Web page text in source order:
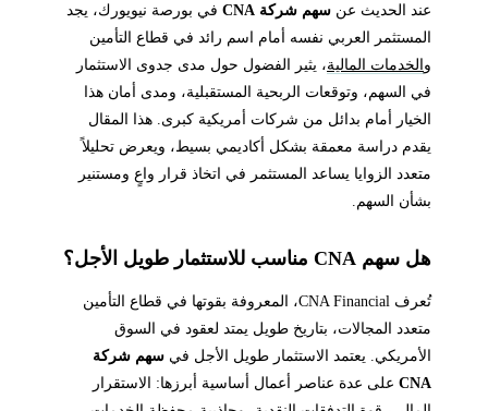
عند الحديث عن سهم شركة CNA
في بورصة نيويورك، يجد
المستثمر العربي نفسه أمام اسم رائد في قطاع التأمين
والخدمات المالية، يثير الفضول حول مدى جدوى الاستثمار
في السهم، وتوقعات الربحية المستقبلية، ومدى أمان هذا
الخيار أمام بدائل من شركات أمريكية كبرى. هذا المقال
يقدم دراسة معمقة بشكل أكاديمي بسيط، ويعرض تحليلاً
متعدد الزوايا يساعد المستثمر في اتخاذ قرار واعٍ ومستنير
بشأن السهم.
هل سهم CNA مناسب للاستثمار طويل الأجل؟
تُعرف CNA Financial، المعروفة بقوتها في قطاع التأمين
متعدد المجالات، بتاريخ طويل يمتد لعقود في السوق
الأمريكي. يعتمد الاستثمار طويل الأجل في سهم شركة
CNAعلى عدة عناصر أعمال أساسية أبرزها: الاستقرار